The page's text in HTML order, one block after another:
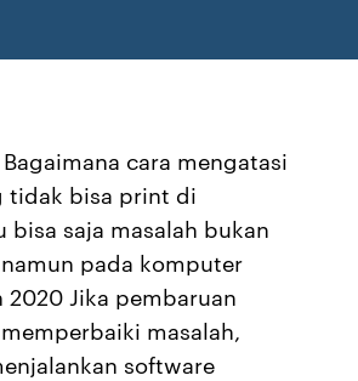
Bagaimana cara mengatasi
tidak bisa print di
bisa saja masalah bukan
pada komputer
2020 Jika pembaruan
masalah,
software